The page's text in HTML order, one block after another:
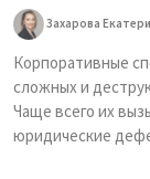
Захарова
Корпоративные
сложных и
Чаще всего их
юридические